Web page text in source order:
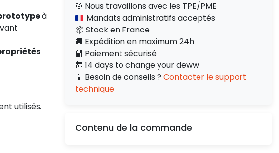
à
utilisés.
🎯 Nous travaillons avec les TPE/PME
Mandats administratifs acceptés
📦 Stock en France
🚚 Expédition en maximum 24h
🔐 Paiement sécurisé
🔙 14 days to change your deww
📱 Besoin de conseils ? Contacter le support
technique
Contenu de la commande